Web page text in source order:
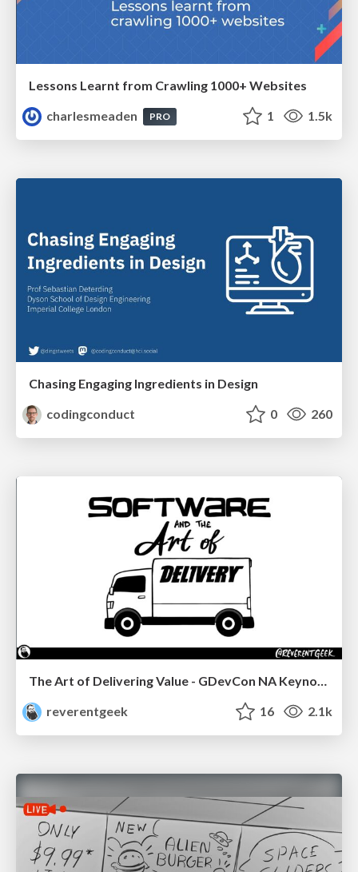
Lessons Learnt from Crawling 1000+ Websites
charlesmeaden
PRO 1 1.5k
Chasing Engaging Ingredients in Design
codingconduct
0 260
The Art of Delivering Value - GDevCon NA Keynote
reverentgeek
16 2.1k